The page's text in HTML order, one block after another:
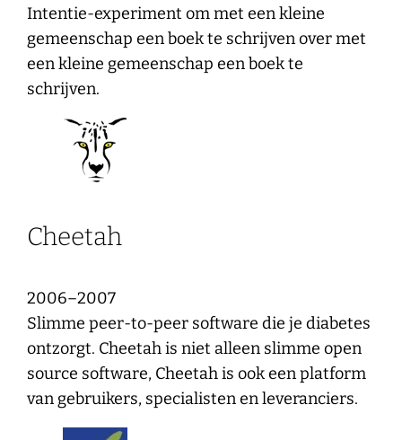
Intentie-experiment om met een kleine
gemeenschap een boek te schrijven over met
een kleine gemeenschap een boek te
schrijven.
Cheetah
2006–2007
Slimme peer-to-peer software die je diabetes
ontzorgt. Cheetah is niet alleen slimme open
source software, Cheetah is ook een platform
van gebruikers, specialisten en leveranciers.